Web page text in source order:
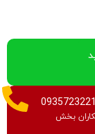
موبایل همکاران بخش